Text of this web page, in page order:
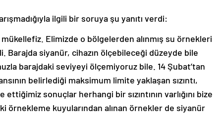
ilgili bir soruya şu yanıtı verdi:
Elimizde o bölgelerden alınmış su örnekleri
Barajda siyanür, cihazın ölçebileceği düzeyde bile
barajdaki seviyeyi ölçemiyoruz bile. 14 Şubat’tan
belirlediği maksimum limite yaklaşan sızıntı,
sonuçlar herhangi bir sızıntının varlığını bize
örnekleme kuyularından alınan örnekler de siyanür